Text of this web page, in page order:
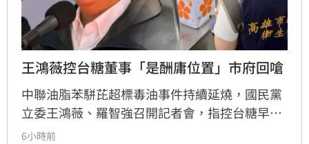
王鴻薇控台糖董事「是酬庸位置」市府回嗆
中聯油脂苯駢芘超標毒油事件持續延燒，國民黨
立委王鴻薇、羅智強召開記者會，指控台糖早在
五月即知情卻隱匿不報，並質疑台糖董事會淪為
6小時前